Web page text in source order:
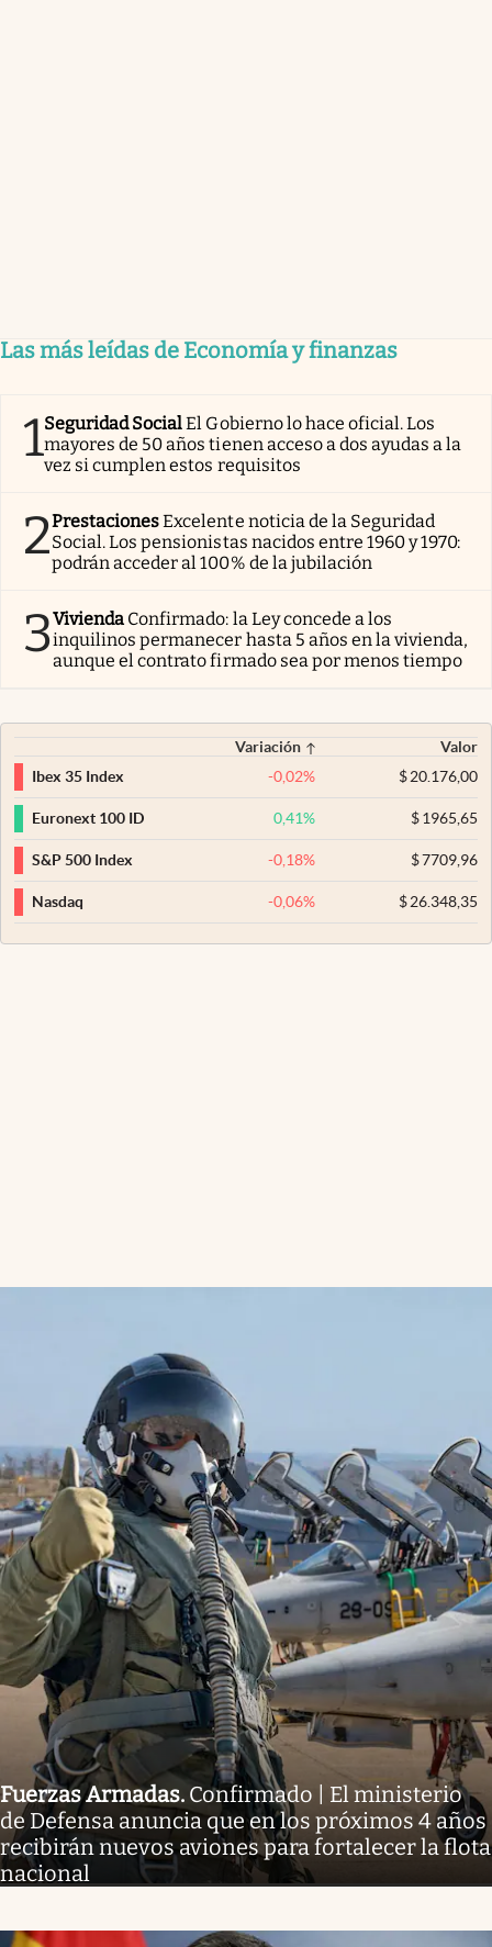
Las más leídas de Economía y finanzas
1Seguridad SocialEl Gobierno lo hace oficial. Los
mayores de 50 años tienen acceso a dos ayudas a la
vez si cumplen estos requisitos
2PrestacionesExcelente noticia de la Seguridad
Social. Los pensionistas nacidos entre 1960 y 1970:
podrán acceder al 100% de la jubilación
3Vivienda Confirmado: la Ley concede a los
inquilinos permanecer hasta 5 años en la vivienda,
aunque el contrato firmado sea por menos tiempo
Variación
Valor
Ibex 35 Index
-0,02% $20.176,00
Euronext 100 ID 0,41% $1965,65
S&P 500 Index -0,18% $7709,96
Nasdaq -0,06% $26.348,35
Fuerzas Armadas. Confirmado | El ministerio
de Defensa anuncia que en los próximos 4 años
recibirán nuevos aviones para fortalecer la flota
nacional